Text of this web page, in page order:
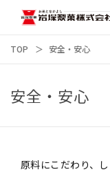
TOP 安全・安心
安全・安心
原料にこだわり、